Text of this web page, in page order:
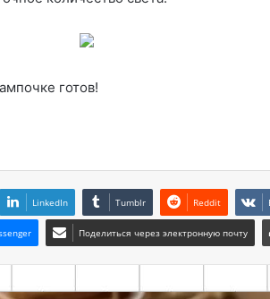
готов!
LinkedIn Tumblr Reddit
Поделиться через электронную почту